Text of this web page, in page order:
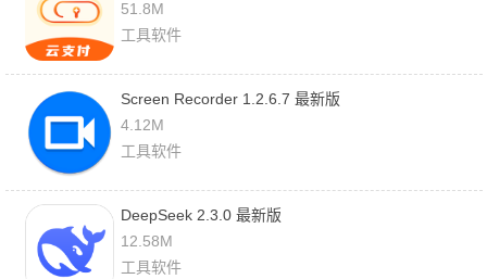
51.8M
工具软件
Screen Recorder 1.2.6.7 最新版
4.12M
工具软件
DeepSeek 2.3.0 最新版
12.58M
工具软件